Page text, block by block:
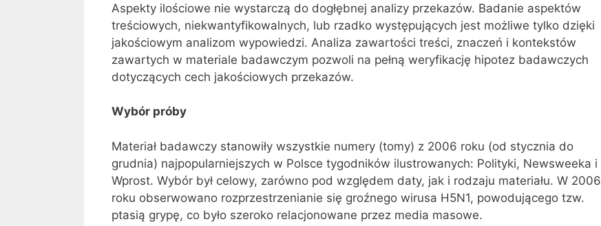
Aspekty ilościowe nie wystarczą do dogłębnej analizy przekazów. Badanie aspektów
treściowych, niekwantyfikowalnych, lub rzadko występujących jest możliwe tylko dzięki
jakościowym analizom wypowiedzi. Analiza zawartości treści, znaczeń i kontekstów
zawartych w materiale badawczym pozwoli na pełną weryfikację hipotez badawczych
dotyczących cech jakościowych przekazów.
Wybór próby
Materiał badawczy stanowiły wszystkie numery (tomy) z 2006 roku (od stycznia do
grudnia) najpopularniejszych w Polsce tygodników ilustrowanych: Polityki, Newsweeka i
Wprost. Wybór był celowy, zarówno pod względem daty, jak i rodzaju materiału. W 2006
roku obserwowano rozprzestrzenianie się groźnego wirusa H5N1, powodującego tzw.
ptasią grypę, co było szeroko relacjonowane przez media masowe.